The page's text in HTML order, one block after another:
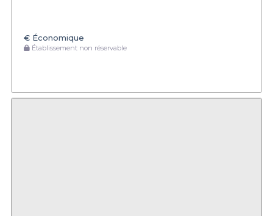
€ Économique
Établissement non réservable